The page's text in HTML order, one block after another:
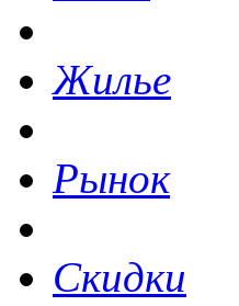
Жилье
Рынок
Скидки